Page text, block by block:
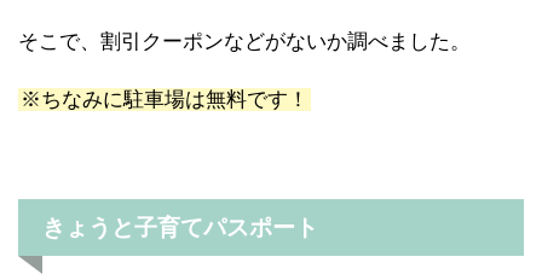
そこで、割引クーポンなどがないか調べました。
※ちなみに駐車場は無料です！
きょうと子育てパスポート